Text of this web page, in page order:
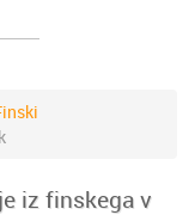
iz finskega v